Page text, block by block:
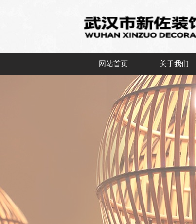
网站首页 关于我们